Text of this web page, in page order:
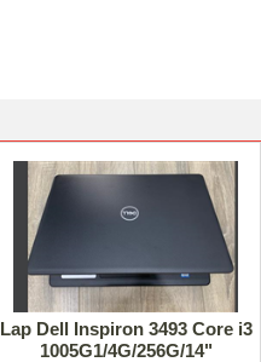
Lap Dell Inspiron 3493 Core i3
1005G1/4G/256G/14"